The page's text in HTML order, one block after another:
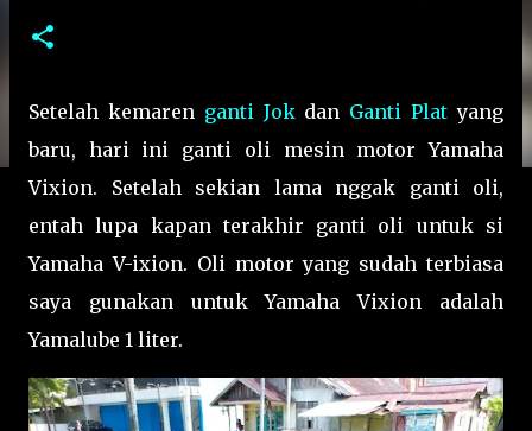
Setelah kemaren ganti Jokdan Ganti Plat yang
baru, hari ini ganti oli mesin motor Yamaha
Vixion. Setelah sekian lama nggak ganti oli,
entah lupa kapan terakhir ganti oli untuk si
Yamaha V-ixion. Oli motor yang sudah terbiasa
saya gunakan untuk Yamaha Vixion adalah
Yamalube 1 liter.